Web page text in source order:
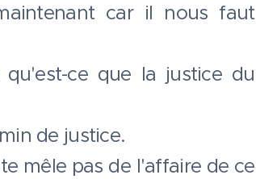
car il nous faut
ce que la justice du
de justice.
mêle pas de l'affaire de ce